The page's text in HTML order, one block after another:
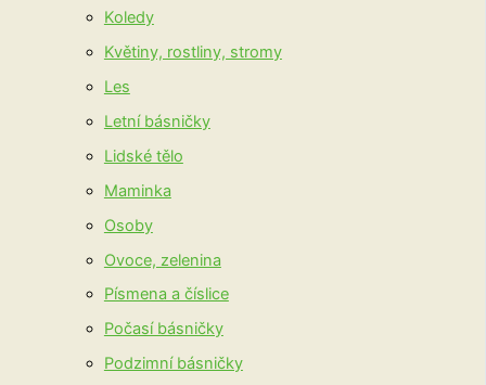
Koledy
Květiny, rostliny, stromy
Les
Letní básničky
Lidské tělo
Maminka
Osoby
Ovoce, zelenina
Písmena a číslice
Počasí básničky
Podzimní básničky